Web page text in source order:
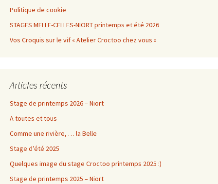
Politique de cookie
STAGES MELLE-CELLES-NIORT printemps et été 2026
Vos Croquis sur le vif « Atelier Croctoo chez vous »
Articles récents
Stage de printemps 2026 – Niort
A toutes et tous
Comme une rivière, … la Belle
Stage d’été 2025
Quelques image du stage Croctoo printemps 2025 :)
Stage de printemps 2025 – Niort